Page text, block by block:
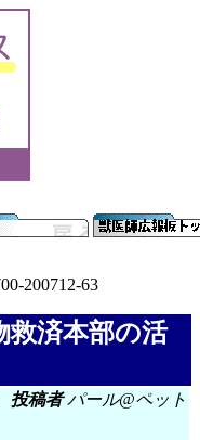
200712-63
済本部の活
投稿者パール@ペット